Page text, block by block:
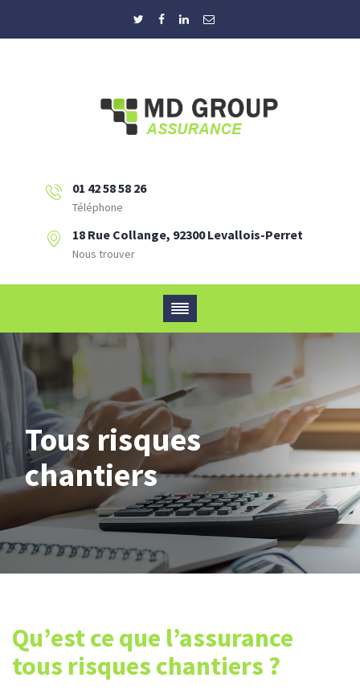
01 42 58 58 26
Téléphone
18 Rue Collange, 92300 Levallois-Perret
Nous trouver
Tous risques
chantiers
Qu’est ce que l’assurance
tous risques chantiers ?